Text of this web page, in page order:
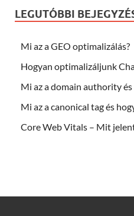
LEGUTÓBBI
Mi az a GEO optimalizálás?
Hogyan optimalizáljunk
Mi az a domain authority
Mi az a canonical tag és
Core Web Vitals – Mit